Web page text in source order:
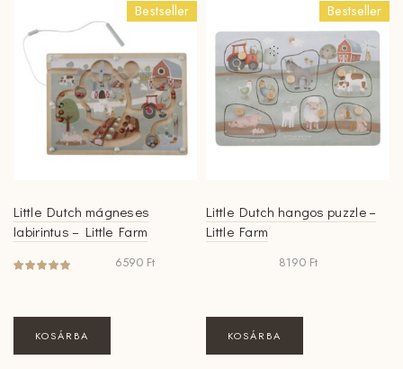
Bestseller
Little Dutch mágneses
labirintus – Little Farm
6590 Ft
KOSÁRBA
Bestseller
Little Dutch hangos puzzle –
Little Farm
8190 Ft
KOSÁRBA